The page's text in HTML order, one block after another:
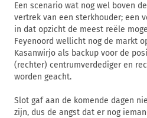
Een scenario wat nog wel boven
vertrek van een sterkhouder; een
in dat opzicht de meest reële
Feyenoord wellicht nog de markt
Kasanwirjo als backup voor de
(rechter) centrumverdediger en
worden geacht.
Slot gaf aan de komende dagen
zijn, dus de angst dat er nog